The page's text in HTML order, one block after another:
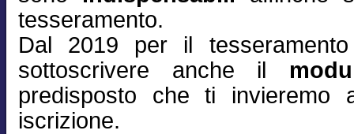
tesseramento.
Dal 2019 per il
sottoscrivere anche il
predisposto che ti invieremo
iscrizione.